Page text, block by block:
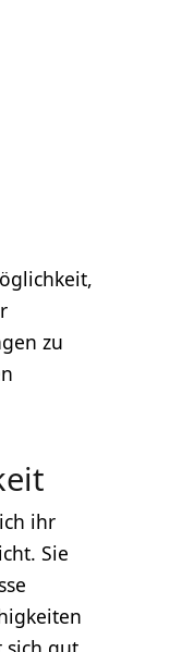
zu
ihr
Sie